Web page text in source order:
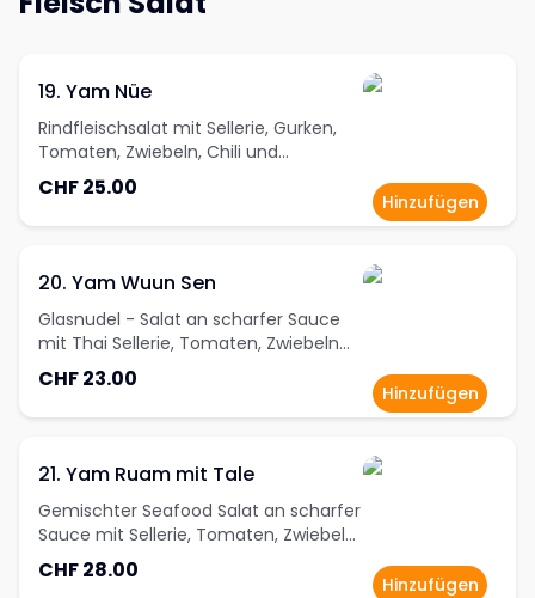
19. Yam Nüe
Rindfleischsalat mit Sellerie, Gurken,
Tomaten, Zwiebeln, Chili und
Frühlingzwiebeln
CHF 25.00
Hinzufügen
20. Yam Wuun Sen
Glasnudel - Salat an scharfer Sauce
mit Thai Sellerie, Tomaten, Zwiebeln
und Frühlingszwiebeln
CHF 23.00
Hinzufügen
21. Yam Ruam mit Tale
Gemischter Seafood Salat an scharfer
Sauce mit Sellerie, Tomaten, Zwiebeln,
und Frühlingszwiebeln
CHF 28.00
Hinzufügen